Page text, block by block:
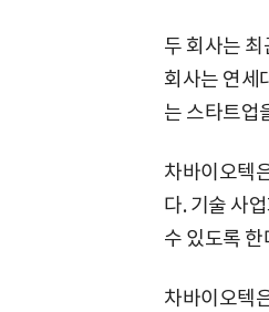
두 회사는
회사는 연세
는 스타트업
차바이오텍
다. 기술 사
수 있도록 한
차바이오텍